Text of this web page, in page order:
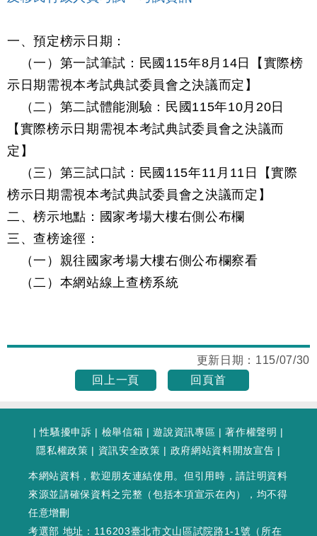
一、預定榜示日期：
（一）第一試筆試：民國115年8月14日【實際榜
示日期需視本考試典試委員會之決議而定】
（二）第二試體能測驗：民國115年10月20日
【實際榜示日期需視本考試典試委員會之決議而
定】
（三）第三試口試：民國115年11月11日【實際
榜示日期需視本考試典試委員會之決議而定】
二、榜示地點：國家考場大樓右側公布欄
三、查榜途徑：
（一）親往國家考場大樓右側公布欄察看
（二）本網站線上查榜系統
更新日期： 115/07/30
回上一頁
回頁首
|性騷擾申訴 | 檢舉信箱 |遊說資訊專區 |著作權聲明 |
隱私權政策 | 資訊安全政策 | 政府網站資料開放宣告 |
本網站資料，歡迎朋友連結使用。但引用時，請註明資料
來源並請確保資料之完整（包括本項宣示在內），均不得
任意增刪
考選部 地址：116203臺北市文山區試院路1-1號（ 所在